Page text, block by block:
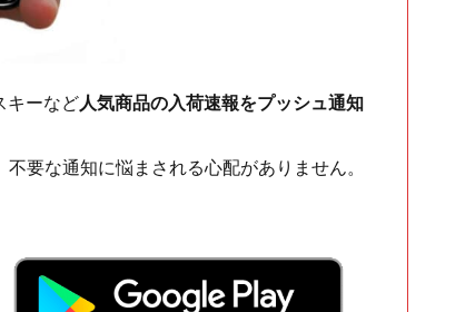
キーなど人気商品の入荷速報をプッシュ通知
不要な通知に悩まされる心配がありません。